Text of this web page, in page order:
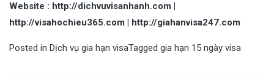
Website : http://dichvuvisanhanh.com
http://visahochieu365.com | http://giahanvisa247.com
Posted in Dịch vụ gia hạn visaTagged gia hạn 15 ngày visa